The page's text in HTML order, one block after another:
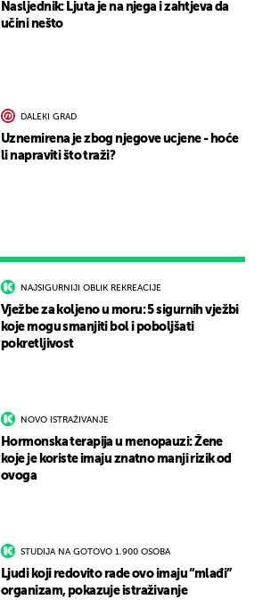
NAJSIGURNIJI OBLIK REKREACIJE
Vježbe za koljeno u moru: 5 sigurnih vježbi
koje mogu smanjiti bol i poboljšati
pokretljivost
NOVO ISTRAŽIVANJE
Hormonska terapija u menopauzi: Žene
koje je koriste imaju znatno manji rizik od
ovoga
STUDIJA NA GOTOVO 1.900 OSOBA
Ljudi koji redovito rade ovo imaju “mlađi”
organizam, pokazuje istraživanje
Nasljednik: Ljuta je na njega i zahtjeva da
učini nešto
DALEKI GRAD
Uznemirena je zbog njegove ucjene - hoće
li napraviti što traži?